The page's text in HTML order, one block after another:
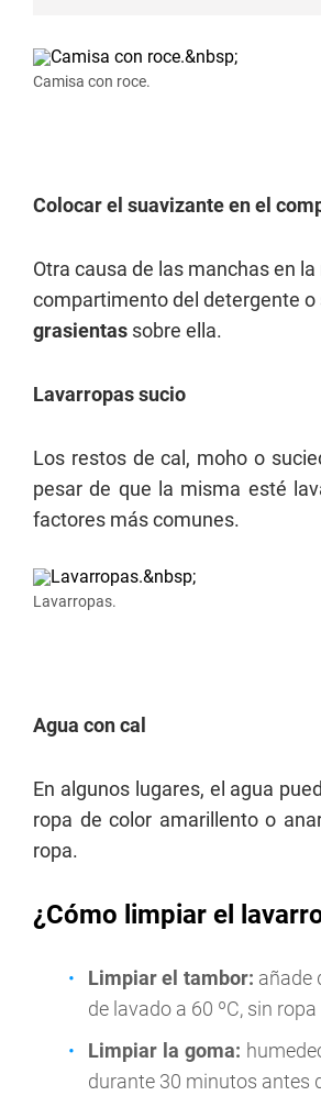
Camisa con roce.
Colocar el suavizante en el
Otra causa de las manchas en
compartimento del detergente
grasientas sobre ella.
Lavarropas sucio
Los restos de cal, moho o
pesar de que la misma esté
factores más comunes.
Lavarropas.
Agua con cal
En algunos lugares, el agua
ropa de color amarillento o
ropa.
¿Cómo limpiar el
Limpiar el tambor: añade
de lavado a 60 ºC, sin
Limpiar la goma:
durante 30 minutos antes